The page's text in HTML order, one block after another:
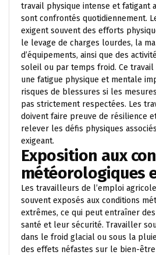
travail physique intense et fatigant
sont confrontés quotidiennement.
exigent souvent des efforts
le levage de charges lourdes, la
d’équipements, ainsi que des
soleil ou par temps froid. Ce
une fatigue physique et mentale
risques de blessures si les
pas strictement respectées. Les
doivent faire preuve de résilience
relever les défis physiques
exigeant.
Exposition aux
météorologiques
Les travailleurs de l’emploi
souvent exposés aux conditions
extrêmes, ce qui peut entraîner
santé et leur sécurité. Travailler
dans le froid glacial ou sous la
des effets néfastes sur le bien-